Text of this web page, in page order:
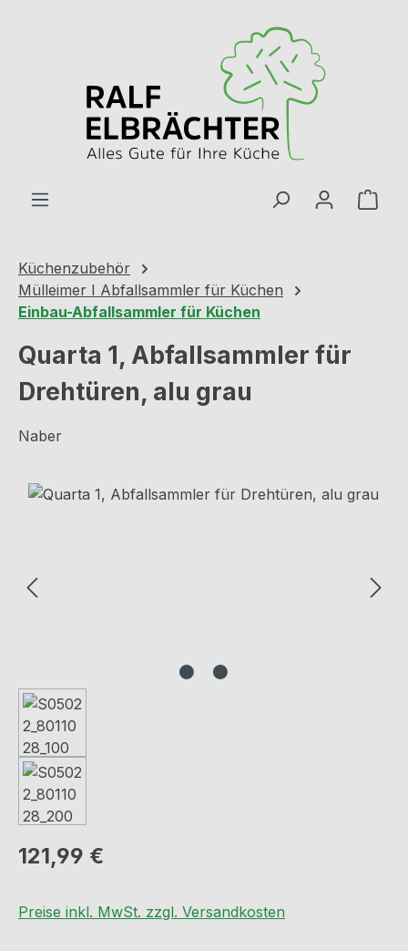
Küchenzubehör
Mülleimer I Abfallsammler für Küchen
Einbau-Abfallsammler für Küchen
Quarta 1, Abfallsammler für
Drehtüren, alu grau
Naber
Bildergalerie überspringen
Regulärer Preis:
121,99 €
Preise inkl. MwSt. zzgl. Versandkosten